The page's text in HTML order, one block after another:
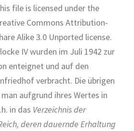
IV wurden im Juli 1942 zur
enteignet und auf den
verbracht. Die übrigen
aufgrund ihres Wertes in
in das Verzeichnis der
deren dauernde Erhaltung